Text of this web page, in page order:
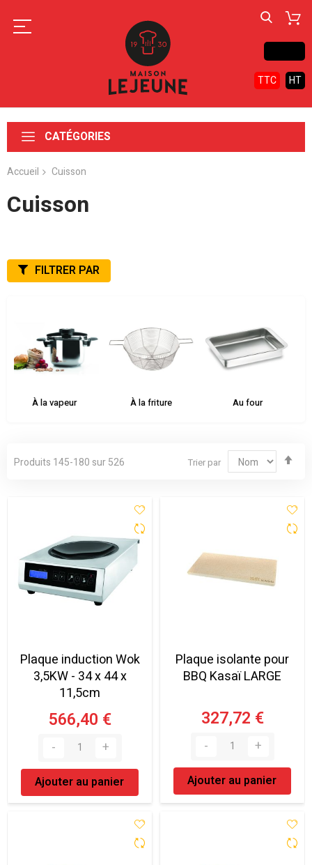
TTC HT
CATÉGORIES
Accueil Cuisson
Cuisson
À la friture Au four
Produits 145-180 sur526 Trier par
Plaque induction Wok
3,5KW - 34 x 44 x
11,5cm
566,40 €
Ajouter au panier
Plaque isolante pour
BBQ Kasaï LARGE
327,72 €
Ajouter au panier
FILTRER PAR